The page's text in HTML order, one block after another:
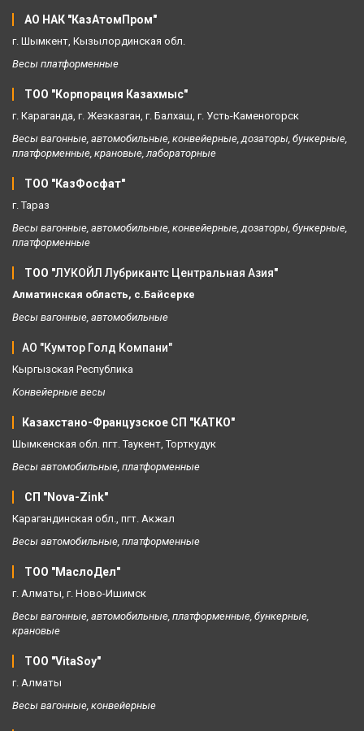
АО НАК "КазАтомПром"
г. Шымкент, Кызылординская обл.
Весы платформенные
ТОО "Корпорация Казахмыс"
г. Караганда, г. Жезказган, г. Балхаш, г. Усть-Каменогорск
Весы вагонные, автомобильные, конвейерные, дозаторы, бункерные,
платформенные, крановые, лабораторные
ТОО "КазФосфат"
г. Тараз
Весы вагонные, автомобильные, конвейерные, дозаторы, бункерные,
платформенные
ТОО "ЛУКОЙЛ Лубрикантс Центральная Азия"
Алматинская область, с.Байсерке
Весы вагонные, автомобильные
АО "Кумтор Голд Компани"
Кыргызская Республика
Конвейерные весы
Казахстано-Французское СП "КАТКО"
Шымкенская обл. пгт. Таукент, Торткудук
Весы автомобильные, платформенные
СП "Nova-Zink"
Карагандинская обл., пгт. Акжал
Весы автомобильные, платформенные
ТОО "МаслоДел"
г. Алматы, г. Ново-Ишимск
Весы вагонные, автомобильные, платформенные, бункерные,
крановые
ТОО "VitaSoy"
г. Алматы
Весы вагонные, конвейерные